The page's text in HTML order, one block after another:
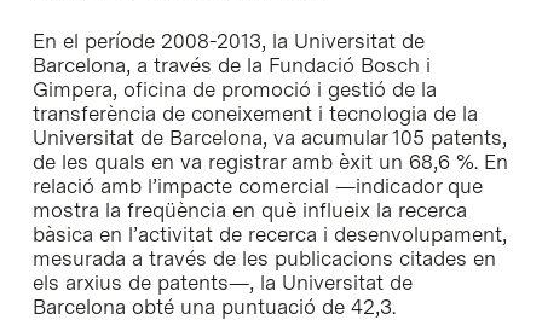
En el període 2008-2013, la Universitat de
Barcelona, a través de la Fundació Bosch i
Gimpera, oficina de promoció i gestió de la
transferència de coneixement i tecnologia de la
Universitat de Barcelona, va acumular 105 patents,
de les quals en va registrar amb èxit un 68,6 %. En
relació amb l’impacte comercial —indicador que
mostra la freqüència en què influeix la recerca
bàsica en l’activitat de recerca i desenvolupament,
mesurada a través de les publicacions citades en
els arxius de patents—, la Universitat de
Barcelona obté una puntuació de 42,3.